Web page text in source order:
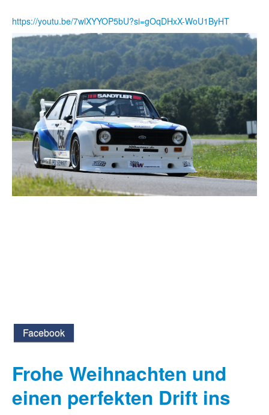
https://youtu.be/7wlXYYOP5bU?si=gOqDHxX-WoU1ByHT
Facebook
Frohe Weihnachten und
einen perfekten Drift ins